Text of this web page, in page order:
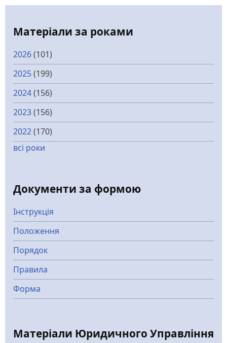
Матеріали за роками
2026(101)
2025(199)
2024(156)
2023(156)
2022(170)
всі роки
Документи за формою
Інструкція
Положення
Порядок
Правила
Форма
Матеріали Юридичного Управління